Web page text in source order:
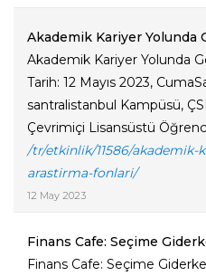
Akademik Kariyer Yolunda
Akademik Kariyer Yolunda
Tarih: 12 Mayıs 2023,
santralistanbul Kampüsü,
Çevrimiçi Lisansüstü
/tr/etkinlik/11586/
arastirma-fonlari/
12 May 2023
Finans Cafe: Seçime
Finans Cafe: Seçime